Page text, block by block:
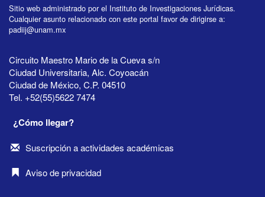
Sitio web administrado por el Instituto de Investigaciones Jurídicas.
Cualquier asunto relacionado con este portal favor de dirigirse a:
padiij@unam.mx
Circuito Maestro Mario de la Cueva s/n
Ciudad Universitaria, Alc. Coyoacán
Ciudad de México, C.P. 04510
Tel. +52(55)5622 7474
¿Cómo llegar?
Suscripción a actividades académicas
Aviso de privacidad